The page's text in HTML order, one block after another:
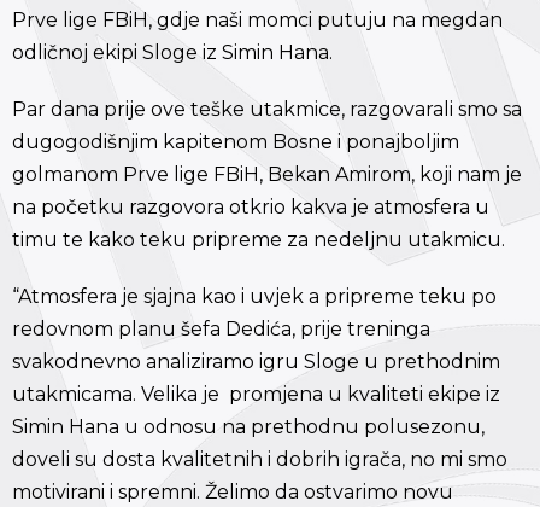
Prve lige FBiH, gdje naši momci putuju na megdan
odličnoj ekipi Sloge iz Simin Hana.
Par dana prije ove teške utakmice, razgovarali smo sa
dugogodišnjim kapitenom Bosne i ponajboljim
golmanom Prve lige FBiH, Bekan Amirom, koji nam je
na početku razgovora otkrio kakva je atmosfera u
timu te kako teku pripreme za nedeljnu utakmicu.
“Atmosfera je sjajna kao i uvjek a pripreme teku po
redovnom planu šefa Dedića, prije treninga
svakodnevno analiziramo igru Sloge u prethodnim
utakmicama. Velika je promjena u kvaliteti ekipe iz
Simin Hana u odnosu na prethodnu polusezonu,
doveli su dosta kvalitetnih i dobrih igrača, no mi smo
motivirani i spremni. Želimo da ostvarimo novu